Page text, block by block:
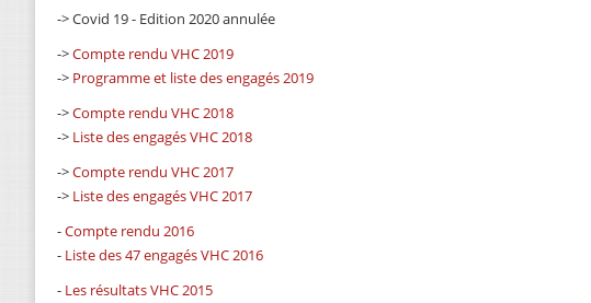
-> Covid 19 - Edition 2020 annulée
->Compte rendu VHC 2019
-> Programme et liste des engagés 2019
->Compte rendu VHC 2018
-> Liste des engagés VHC 2018
->Compte rendu VHC 2017
-> Liste des engagés VHC 2017
-Compte rendu 2016
- Liste des 47 engagés VHC 2016
- Les résultats VHC 2015